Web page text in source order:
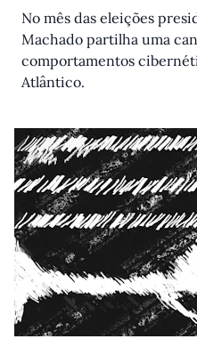
No mês das eleições
Machado partilha uma
comportamentos
Atlântico.